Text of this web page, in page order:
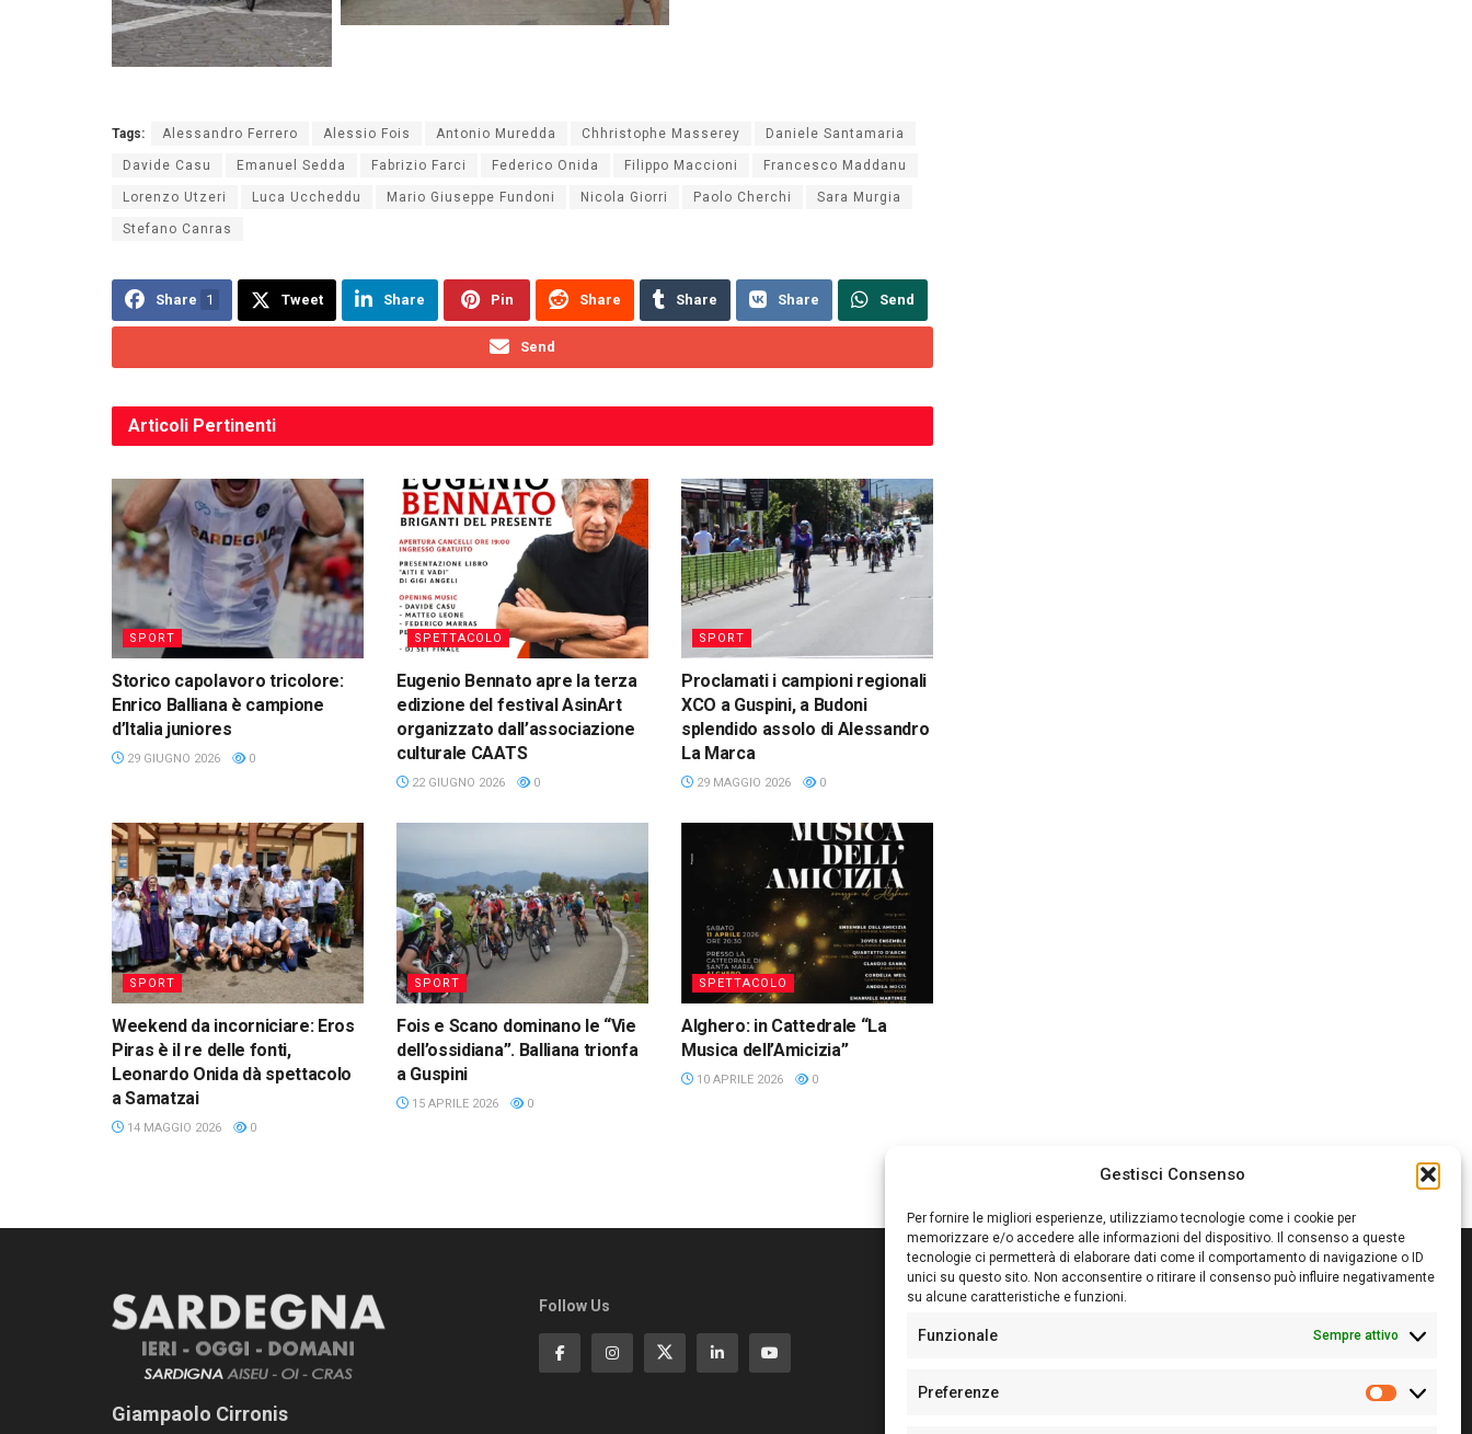
Gestisci Consenso
Per fornire le migliori esperienze, utilizziamo tecnologie come i cookie per
memorizzare e/o accedere alle informazioni del dispositivo. Il consenso a queste
tecnologie ci permetterà di elaborare dati come il comportamento di navigazione o ID
unici su questo sito. Non acconsentire o ritirare il consenso può influire negativamente
su alcune caratteristiche e funzioni.
Funzionale Sempre attivo
Preferenze
Tags: Alessandro Ferrero Alessio Fois Antonio Muredda Chhristophe Masserey Daniele Santamaria
Davide Casu Emanuel Sedda Fabrizio Farci Federico Onida Filippo Maccioni Francesco Maddanu
Lorenzo Utzeri Luca Uccheddu Mario Giuseppe Fundoni Nicola Giorri Paolo Cherchi Sara Murgia
Stefano Canras
Share 1 Tweet Share Pin Share Share Share Send
Send
Articoli Pertinenti
SPORT
Storico capolavoro tricolore:
Enrico Balliana è campione
d’Italia juniores
29 GIUGNO 2026 0
SPETTACOLO
Eugenio Bennato apre la terza
edizione del festival AsinArt
organizzato dall’associazione
culturale CAATS
22 GIUGNO 2026 0
SPORT
Proclamati i campioni regionali
XCO a Guspini, a Budoni
splendido assolo di Alessandro
La Marca
29 MAGGIO 2026 0
SPORT
Weekend da incorniciare: Eros
Piras è il re delle fonti,
Leonardo Onida dà spettacolo
a Samatzai
14 MAGGIO 2026 0
SPORT
Fois e Scano dominano le “Vie
dell’ossidiana”. Balliana trionfa
a Guspini
15 APRILE 2026 0
SPETTACOLO
Alghero: in Cattedrale “La
Musica dell’Amicizia”
10 APRILE 2026 0
Giampaolo Cirronis
Follow Us Editore:Giampaolo Cirronis Ditta individuale
Sede:
N° di iscrizione al ROC: